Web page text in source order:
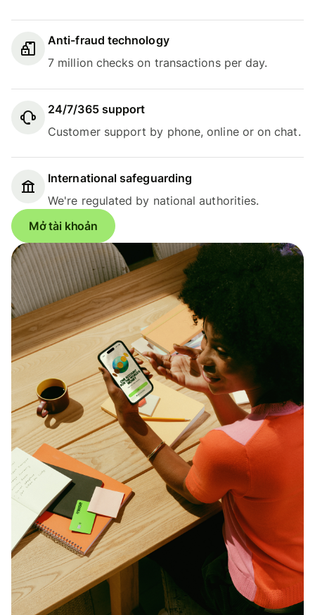
Anti-fraud technology
7 million checks on transactions per day.
24/7/365 support
Customer support by phone, online or on chat.
International safeguarding
We're regulated by national authorities.
Mở tài khoản